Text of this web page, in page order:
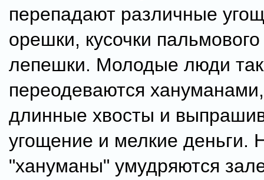
перепадают различные
орешки, кусочки
лепешки. Молодые люди
переодеваются
длинные хвосты и
угощение и мелкие деньги.
"хануманы" умудряются